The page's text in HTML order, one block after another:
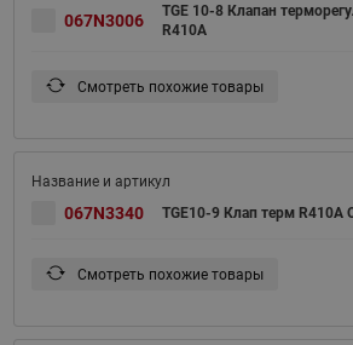
067N3006
TGE 10-8 Клапан
R410A
Смотреть похожие товары
067N3340 TGE10-9 Клап терм R410A
Смотреть похожие товары